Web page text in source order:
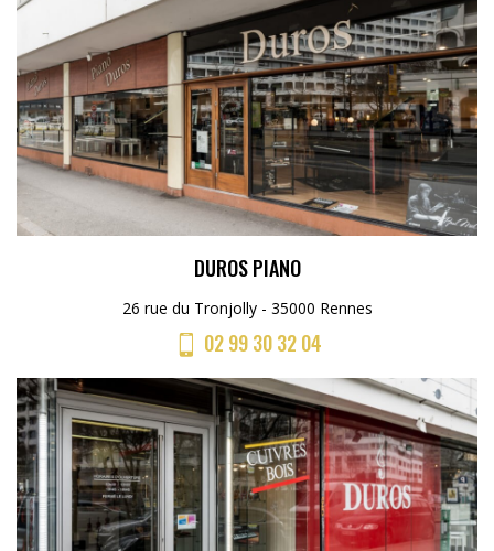
DUROS PIANO
26 rue du Tronjolly - 35000 Rennes
02 99 30 32 04